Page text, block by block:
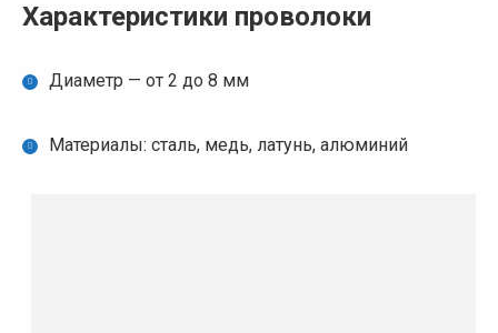
Характеристики проволоки
Диаметр — от 2 до 8 мм
Материалы: сталь, медь, латунь, алюминий